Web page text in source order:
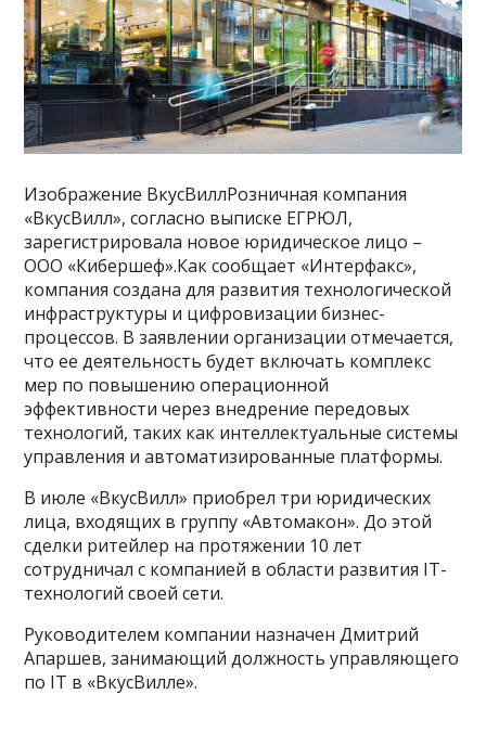
Изображение ВкусВиллРозничная компания
«ВкусВилл», согласно выписке ЕГРЮЛ,
зарегистрировала новое юридическое лицо –
ООО «Кибершеф».Как сообщает «Интерфакс»,
компания создана для развития технологической
инфраструктуры и цифровизации бизнес-
процессов. В заявлении организации отмечается,
что ее деятельность будет включать комплекс
мер по повышению операционной
эффективности через внедрение передовых
технологий, таких как интеллектуальные системы
управления и автоматизированные платформы.
В июле «ВкусВилл» приобрел три юридических
лица, входящих в группу «Автомакон». До этой
сделки ритейлер на протяжении 10 лет
сотрудничал с компанией в области развития IT-
технологий своей сети.
Руководителем компании назначен Дмитрий
Апаршев, занимающий должность управляющего
по IT в «ВкусВилле».